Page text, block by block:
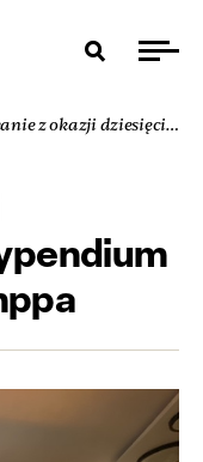
Spotkanie z okazji dziesięciolecia Stypendium im. Albrechta Lemppa